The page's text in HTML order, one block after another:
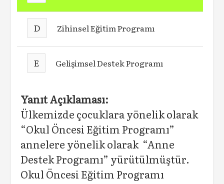
D Zihinsel Eğitim Programı
E Gelişimsel Destek Programı
Yanıt Açıklaması:
Ülkemizde çocuklara yönelik olarak
“Okul Öncesi Eğitim Programı”
annelere yönelik olarak “Anne
Destek Programı” yürütülmüştür.
Okul Öncesi Eğitim Programı